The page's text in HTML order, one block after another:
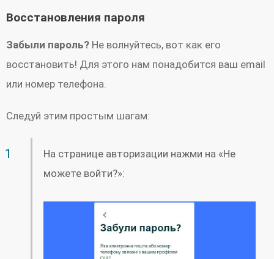
Восстановления пароля
Забыли пароль? Не волнуйтесь, вот как его
восстановить! Для этого нам понадобится ваш email
или номер телефона.
Следуй этим простым шагам:
На странице авторизации нажми на «Не
можете войти?»: